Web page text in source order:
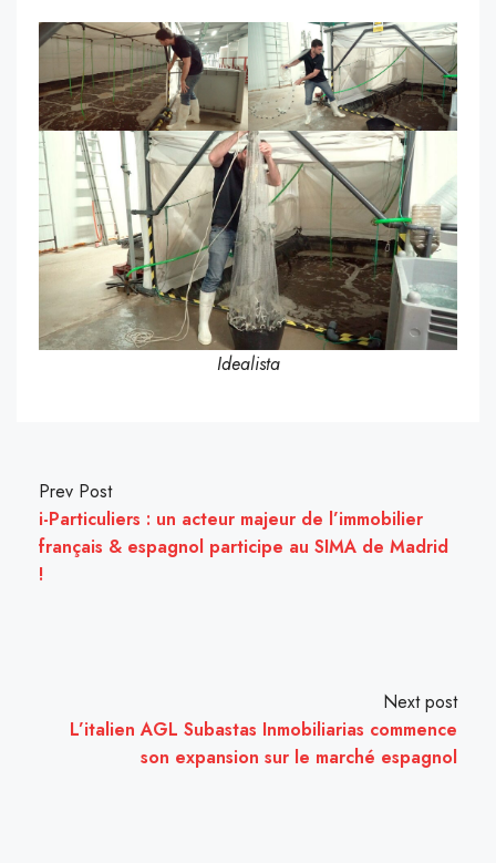
Idealista
Prev Post
i-Particuliers : un acteur majeur de l’immobilier
français & espagnol participe au SIMA de Madrid
!
Next post
L’italien AGL Subastas Inmobiliarias commence
son expansion sur le marché espagnol